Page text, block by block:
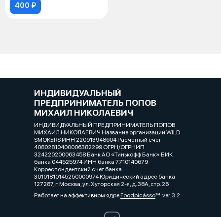
400 ₽
ИНДИВИДУАЛЬНЫЙ
ПРЕДПРИНИМАТЕЛЬ ПОПОВ
МИХАИЛ НИКОЛАЕВИЧ
ИНДИВИДУАЛЬНЫЙ ПРЕДПРИНИМАТЕЛЬ ПОПОВ
МИХАИЛ НИКОЛАЕВИЧ Название организации WILD
SMOKERS ИНН 220913948604 Расчетный счет
40802810400006382299 ОГРН/ОГРНИП
324220200063458 Банк АО «Тинькофф Банк» БИК
банка 044525974 ИНН банка 7710140679
Корреспондентский счет банка
30101810145250000974 Юридический адрес банка
127287, г. Москва, ул. Хуторская 2-я, д. 38А, стр. 26
Работает на эффективном ядреFoodpicássover. 3.2